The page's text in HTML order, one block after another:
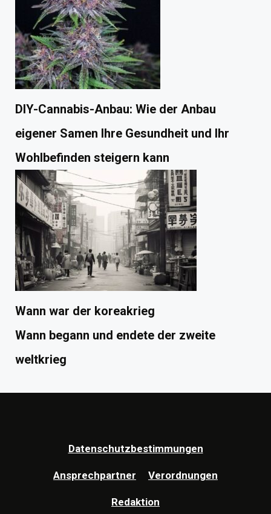
DIY-Cannabis-Anbau: Wie der Anbau
eigener Samen Ihre Gesundheit und Ihr
Wohlbefinden steigern kann
Wann war der koreakrieg
Wann begann und endete der zweite
weltkrieg
Datenschutzbestimmungen
Ansprechpartner Verordnungen
Redaktion